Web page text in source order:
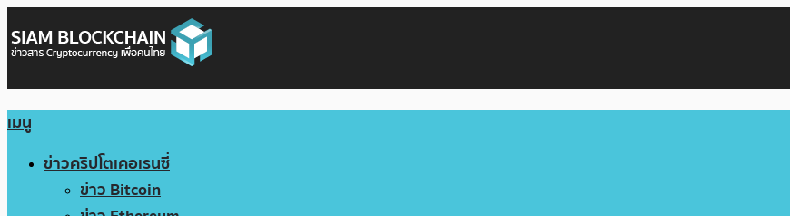
เมนู
ข่าวคริปโตเคอเรนซี่
ข่าว Bitcoin